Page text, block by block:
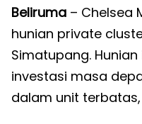
Beliruma – Chelsea
hunian private
Simatupang.
investasi masa
dalam unit terbatas,